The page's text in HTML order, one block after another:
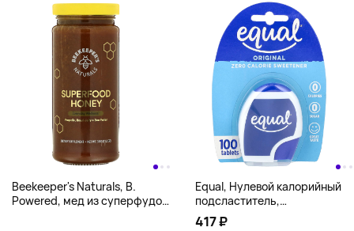
Beekeeper's Naturals, B.
Powered, мед из суперфудов,
Equal, Нулевой калорийный
подсластитель,
оригинальный, 100 таблеток
417 ₽